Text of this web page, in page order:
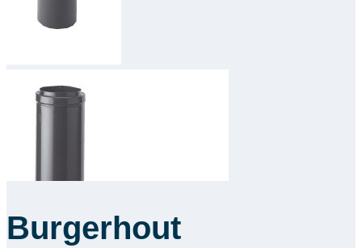
Contact
Burgerhout